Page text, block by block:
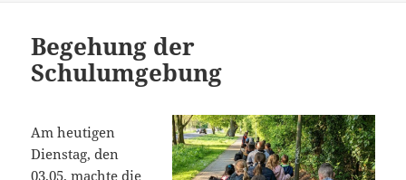
Begehung der
Schulumgebung
Am heutigen
Dienstag, den
03.05. machte die